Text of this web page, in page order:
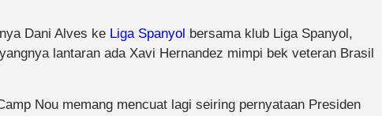
Dani Alves ke Liga Spanyol bersama klub Liga Spanyol,
lantaran ada Xavi Hernandez mimpi bek veteran Brasil
Nou memang mencuat lagi seiring pernyataan Presiden